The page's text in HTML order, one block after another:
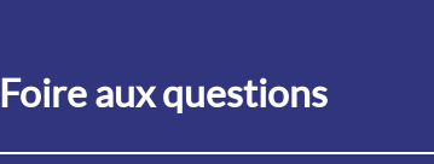
Foire aux questions